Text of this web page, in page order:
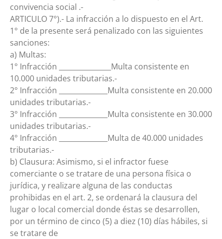
convivencia social .-
ARTICULO 7°).- La infracción a lo dispuesto en el Art.
1° de la presente será penalizado con las siguientes
sanciones:
a) Multas:
1° Infracción _______________Multa consistente en
10.000 unidades tributarias.-
2° Infracción ______________Multa consistente en 20.000
unidades tributarias.-
3° Infracción ______________Multa consistente en 30.000
unidades tributarias.-
4° Infracción ______________Multa de 40.000 unidades
tributarias.-
b) Clausura: Asimismo, si el infractor fuese
comerciante o se tratare de una persona física o
jurídica, y realizare alguna de las conductas
prohibidas en el art. 2, se ordenará la clausura del
lugar o local comercial donde éstas se desarrollen,
por un término de cinco (5) a diez (10) días hábiles, si
se tratare de